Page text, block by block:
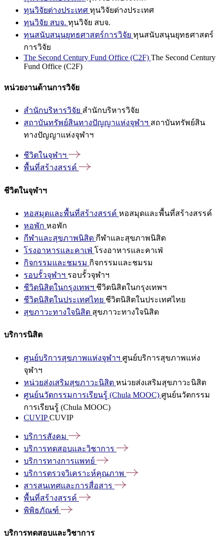
ทุนวิจัยต่างประเทศ ทุนวิจัยต่างประเทศ
ทุนวิจัย สบจ. ทุนวิจัย สบจ.
ทุนสนับสนุนยุทธศาสตร์การวิจัย ทุนสนับสนุนยุทธศาสตร์
การวิจัย
The Second Century Fund Office (C2F) The Second Century
Fund Office (C2F)
หน่วยงานด้านการวิจัย
สำนักบริหารวิจัย สำนักบริหารวิจัย
สถาบันทรัพย์สินทางปัญญาแห่งจุฬาฯ สถาบันทรัพย์สิน
ทางปัญญาแห่งจุฬาฯ
ชีวิตในจุฬาฯ
พื้นที่สร้างสรรค์
ชีวิตในจุฬาฯ
หอสมุดและพื้นที่สร้างสรรค์ หอสมุดและพื้นที่สร้างสรรค์
หอพัก หอพัก
กีฬาและสุขภาพนิสิต กีฬาและสุขภาพนิสิต
โรงอาหารและคาเฟ่ โรงอาหารและคาเฟ่
กิจกรรมและชมรม กิจกรรมและชมรม
รอบรั้วจุฬาฯ รอบรั้วจุฬาฯ
ชีวิตนิสิตในกรุงเทพฯ ชีวิตนิสิตในกรุงเทพฯ
ชีวิตนิสิตในประเทศไทย ชีวิตนิสิตในประเทศไทย
สุขภาวะทางใจนิสิต สุขภาวะทางใจนิสิต
บริการนิสิต
ศูนย์บริการสุขภาพแห่งจุฬาฯ ศูนย์บริการสุขภาพแห่ง
จุฬาฯ
หน่วยส่งเสริมสุขภาวะนิสิต หน่วยส่งเสริมสุขภาวะนิสิต
ศูนย์นวัตกรรมการเรียนรู้ (Chula MOOC) ศูนย์นวัตกรรม
การเรียนรู้ (Chula MOOC)
CUVIPCUVIP
บริการสังคม
บริการทดสอบและวิชาการ
บริการทางการแพทย์
บริการตรวจวิเคราะห์คุณภาพ
สารสนเทศและการสื่อสาร
พื้นที่สร้างสรรค์
พิพิธภัณฑ์
บริการทดสอบและวิชาการ